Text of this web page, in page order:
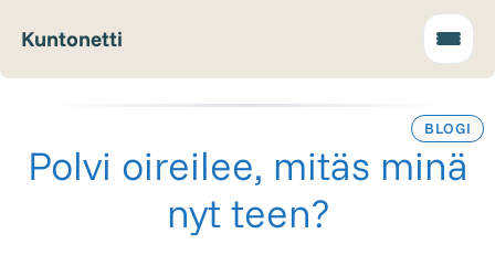
Kuntonetti
BLOGI
Polvi oireilee, mitäs minä
nyt teen?